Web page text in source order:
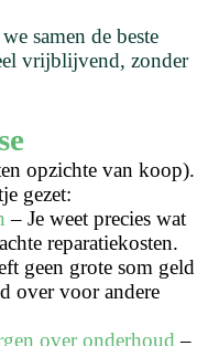
samen de beste
vrijblijvend, zonder
opzichte van koop).
gezet:
– Je weet precies wat
reparatiekosten.
geen grote som geld
over voor andere
over onderhoud –